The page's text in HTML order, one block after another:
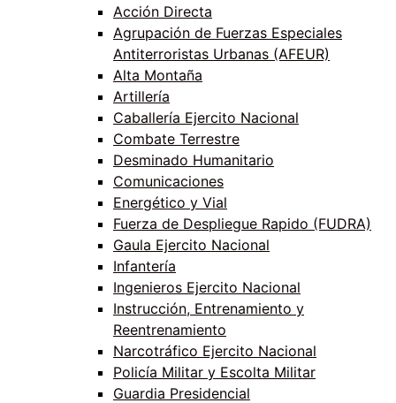
Acción Directa
Agrupación de Fuerzas Especiales
Antiterroristas Urbanas (AFEUR)
Alta Montaña
Artillería
Caballería Ejercito Nacional
Combate Terrestre
Desminado Humanitario
Comunicaciones
Energético y Vial
Fuerza de Despliegue Rapido (FUDRA)
Gaula Ejercito Nacional
Infantería
Ingenieros Ejercito Nacional
Instrucción, Entrenamiento y
Reentrenamiento
Narcotráfico Ejercito Nacional
Policía Militar y Escolta Militar
Guardia Presidencial